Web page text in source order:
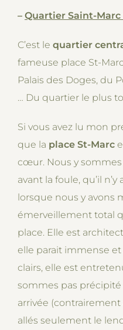
– Quartier Saint-Marc
C’est le quartier
fameuse place St-
Palais des Doges, du
… Du quartier le plus
Si vous avez lu mon
que la place St-Marc
cœur. Nous y
avant la foule, qu’il
lorsque nous y avons
émerveillement total
place. Elle est
elle parait immense
clairs, elle est
sommes pas
arrivée
allés seulement le